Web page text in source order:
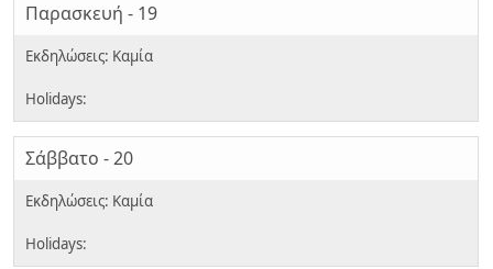
Παρασκευή - 19
Σάββατο - 20